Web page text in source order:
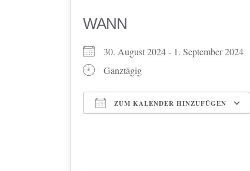
WANN
30. August 2024 - 1. September 2024
Ganztägig
ZUM KALENDER HINZUFÜGEN